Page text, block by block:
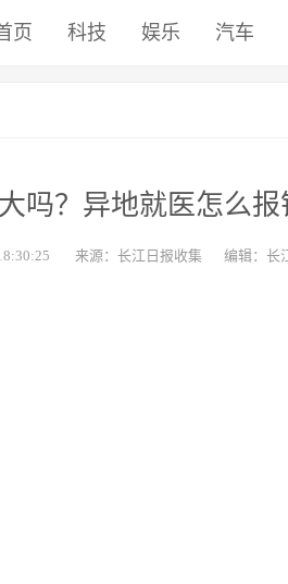
页 科技 娱乐 汽车
吗？异地就医怎么
来源：长江日报收集 编辑：长